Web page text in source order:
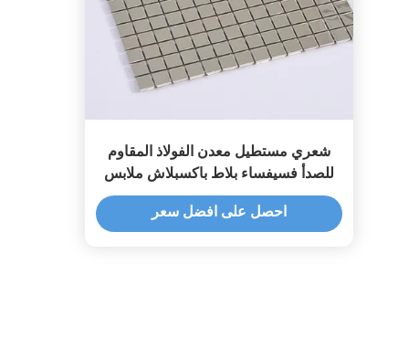
شعري مستطيل معدن الفولاذ المقاوم
للصدأ فسيفساء بلاط باكسبلاش ملابس
مقاومة
احصل على افضل سعر